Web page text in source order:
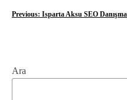
Y
ı
Previous: Isparta Aksu SEO
Ara